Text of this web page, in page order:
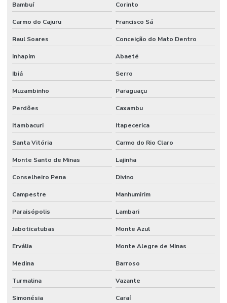
Bambuí Corinto
Carmo do Cajuru Francisco Sá
Raul Soares Conceição do Mato Dentro
Inhapim Abaeté
Ibiá Serro
Muzambinho Paraguaçu
Perdões Caxambu
Itambacuri Itapecerica
Santa Vitória Carmo do Rio Claro
Monte Santo de Minas Lajinha
Conselheiro Pena Divino
Campestre Manhumirim
Paraisópolis Lambari
Jaboticatubas Monte Azul
Ervália Monte Alegre de Minas
Medina Barroso
Turmalina Vazante
Simonésia Caraí